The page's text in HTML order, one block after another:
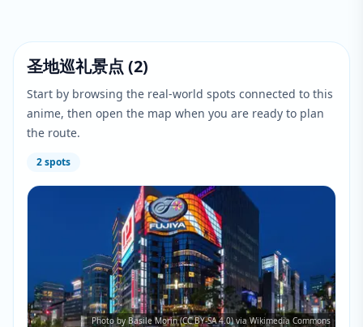
圣地巡礼景点 (2)
Start by browsing the real-world spots connected to this
anime, then open the map when you are ready to plan
the route.
2spots
Photo by Basile Morin (CC BY-SA 4.0) via Wikimedia Commons